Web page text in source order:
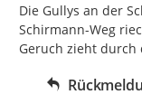
Die Gullys an der
Schirmann-Weg
Geruch zieht durch